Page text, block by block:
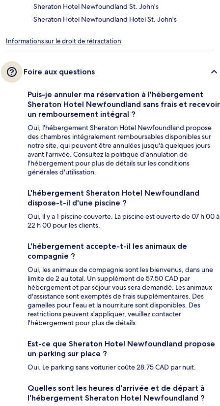
Sheraton Hotel Newfoundland St. John's
Sheraton Hotel Newfoundland Hotel St. John's
Informations sur le droit de rétractation
Foire aux questions
Puis-je annuler ma réservation à l'hébergement
Sheraton Hotel Newfoundland sans frais et recevoir
un remboursement intégral ?
Oui, l'hébergement Sheraton Hotel Newfoundland propose
des chambres intégralement remboursables disponibles sur
notre site, qui peuvent être annulées jusqu'à quelques jours
avant l'arrivée. Consultez la politique d'annulation de
l'hébergement pour plus de détails sur les conditions
générales d'utilisation.
L'hébergement Sheraton Hotel Newfoundland
dispose-t-il d'une piscine ?
Oui, il y a 1 piscine couverte. La piscine est ouverte de 07 h 00 à
22 h 00 pour les clients.
L'hébergement accepte-t-il les animaux de
compagnie ?
Oui, les animaux de compagnie sont les bienvenus, dans une
limite de 2 au total. Un supplément de 57.50 CAD par
hébergement et par séjour vous sera demandé. Les animaux
d'assistance sont exemptés de frais supplémentaires. Des
gamelles pour l'eau et la nourriture sont disponibles. Des
restrictions peuvent s'appliquer, veuillez contacter
l'hébergement pour plus de détails.
Est-ce que Sheraton Hotel Newfoundland propose
un parking sur place ?
Oui. Le parking sans voiturier coûte 28.75 CAD par nuit.
Quelles sont les heures d'arrivée et de départ à
l'hébergement Sheraton Hotel Newfoundland ?